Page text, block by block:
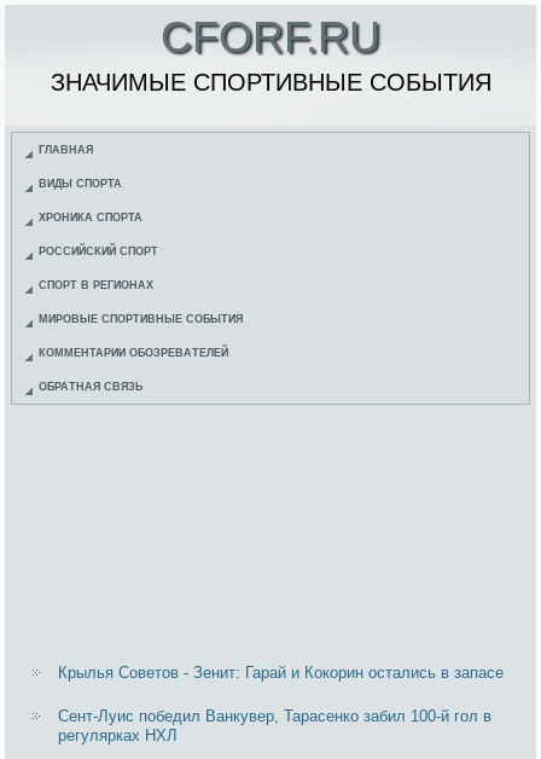
CFORF.RU
ЗНАЧИМЫЕ СПОРТИВНЫЕ СОБЫТИЯ
ГЛАВНАЯ
ВИДЫ СПОРТА
ХРОНИКА СПОРТА
РОССИЙСКИЙ СПОРТ
СПОРТ В РЕГИОНАХ
МИРОВЫЕ СПОРТИВНЫЕ СОБЫТИЯ
КОММЕНТАРИИ ОБОЗРЕВАТЕЛЕЙ
ОБРАТНАЯ СВЯЗЬ
Крылья Советов - Зенит: Гарай и Кокорин остались в запасе
Сент-Луис победил Ванкувер, Тарасенко забил 100-й гол в
регулярках НХЛ